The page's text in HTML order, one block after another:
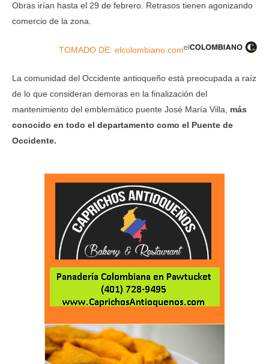
Obras irían hasta el 29 de febrero. Retrasos tienen agonizando
comercio de la zona.
TOMADO DE: elcolombiano.com
La comunidad del Occidente antioqueño está preocupada a raíz
de lo que consideran demoras en la finalización del
mantenimiento del emblemático puente José María Villa, más
conocido en todo el departamento como el Puente de
Occidente.